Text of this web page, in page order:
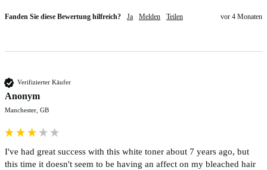
Fanden Sie diese Bewertung hilfreich? Ja Melden Teilen vor 4 Monaten
Verifizierter Käufer
Anonym
Manchester, GB
I've had great success with this white toner about 7 years ago, but
this time it doesn't seem to be having an affect on my bleached hair